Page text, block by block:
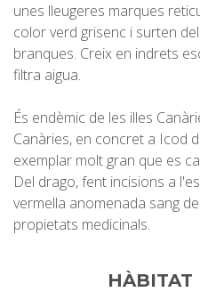
unes lleugeres marques
color verd grisenc i surten
branques. Creix en indrets
filtra aigua.
És endèmic de les illes
Canàries, en concret a Icod
exemplar molt gran que es
Del drago, fent incisions a
vermella anomenada sang
propietats medicinals.
HÀBITAT